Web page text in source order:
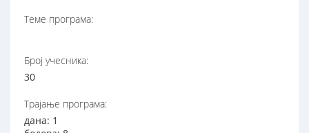
Теме програма:
Број учесника:
30
Трајање програма:
дана: 1